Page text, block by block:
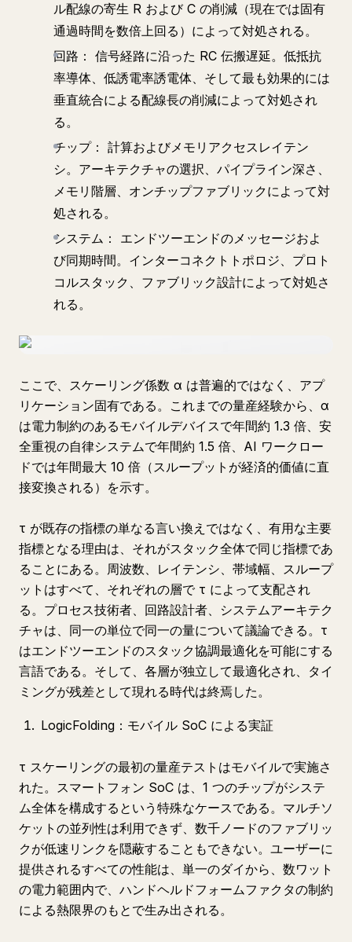
ル配線の寄生 R および C の削減（現在では固有
通過時間を数倍上回る）によって対処される。
回路： 信号経路に沿った RC 伝搬遅延。低抵抗
率導体、低誘電率誘電体、そして最も効果的には
垂直統合による配線長の削減によって対処され
る。
チップ： 計算およびメモリアクセスレイテン
シ。アーキテクチャの選択、パイプライン深さ、
メモリ階層、オンチップファブリックによって対
処される。
システム： エンドツーエンドのメッセージおよ
び同期時間。インターコネクトトポロジ、プロト
コルスタック、ファブリック設計によって対処さ
れる。
ここで、スケーリング係数 α は普遍的ではなく、アプ
リケーション固有である。これまでの量産経験から、α
は電力制約のあるモバイルデバイスで年間約 1.3 倍、安
全重視の自律システムで年間約 1.5 倍、AI ワークロー
ドでは年間最大 10 倍（スループットが経済的価値に直
接変換される）を示す。
τ が既存の指標の単なる言い換えではなく、有用な主要
指標となる理由は、それがスタック全体で同じ指標であ
ることにある。周波数、レイテンシ、帯域幅、スループ
ットはすべて、それぞれの層で τ によって支配され
る。プロセス技術者、回路設計者、システムアーキテク
チャは、同一の単位で同一の量について議論できる。τ
はエンドツーエンドのスタック協調最適化を可能にする
言語である。そして、各層が独立して最適化され、タイ
ミングが残差として現れる時代は終焉した。
LogicFolding：モバイル SoC による実証
τ スケーリングの最初の量産テストはモバイルで実施さ
れた。スマートフォン SoC は、1 つのチップがシステ
ム全体を構成するという特殊なケースである。マルチソ
ケットの並列性は利用できず、数千ノードのファブリッ
クが低速リンクを隠蔽することもできない。ユーザーに
提供されるすべての性能は、単一のダイから、数ワット
の電力範囲内で、ハンドヘルドフォームファクタの制約
による熱限界のもとで生み出される。